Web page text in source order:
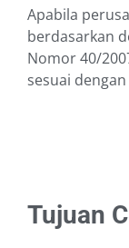
Apabila
berdasarkan
Nomor 40/
sesuai
Tujuan